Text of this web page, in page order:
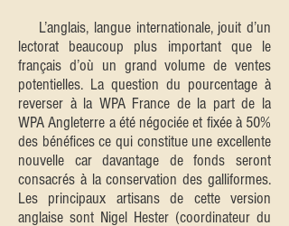
L’anglais, langue internationale, jouit d’un
lectorat beaucoup plus important que le
français d’où un grand volume de ventes
potentielles. La question du pourcentage à
reverser à la WPA France de la part de la
WPA Angleterre a été négociée et fixée à 50%
des bénéfices ce qui constitue une excellente
nouvelle car davantage de fonds seront
consacrés à la conservation des galliformes.
Les principaux artisans de cette version
anglaise sont Nigel Hester (coordinateur du